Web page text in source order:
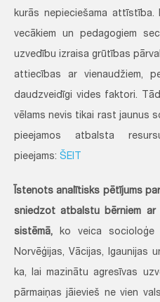
kurās nepieciešama attīstība.
vecākiem un pedagogiem
uzvedību izraisa grūtības
attiecības ar vienaudžiem,
daudzveidīgi vides faktori.
vēlams nevis tikai rast jaunus
pieejamos atbalsta
pieejams: ŠEIT
Īstenots analītisks pētījums
sniedzot atbalstu bērniem ar
sistēmā,ko veica socioloģe
Norvēģijas, Vācijas, Igaunijas
ka, lai mazinātu agresīvas
pārmaiņas jāievieš ne vien